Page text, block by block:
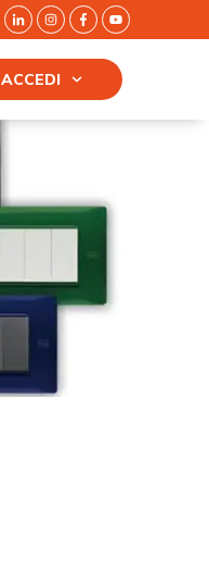
ACCEDI